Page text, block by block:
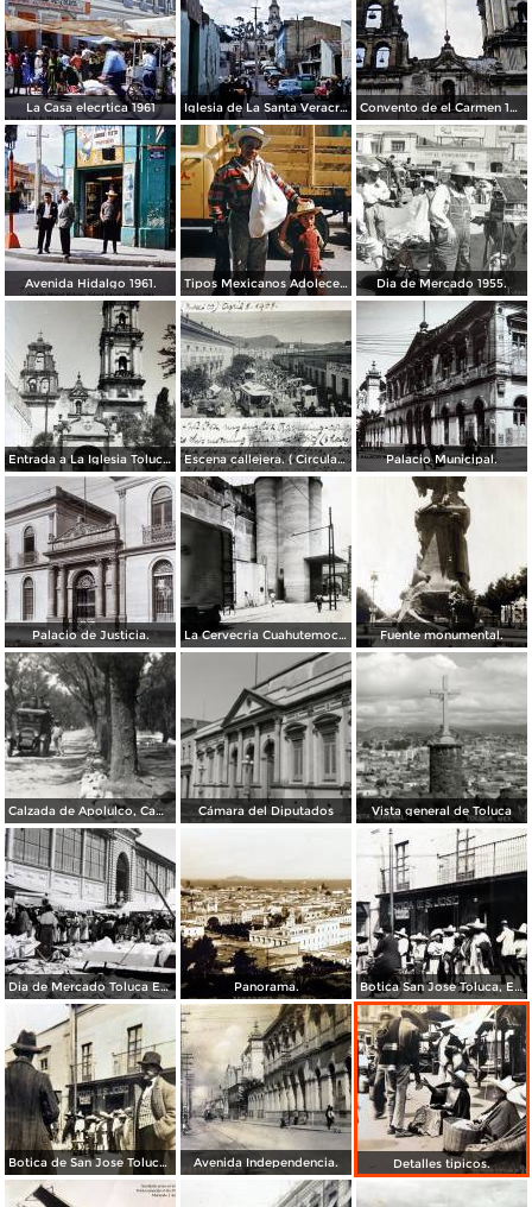
La Casa elecrtica 1961 Iglesia de La Santa Veracruz 1961 Convento de el Carmen 1961.
Avenida Hidalgo 1961. Tipos Mexicanos Adolecente 1961. Dia de Mercado 1955.
Entrada a La Iglesia Toluca, Edo de México 1955. Escena callejera. ( Circulada el 8 de Abril de 1908 ). Palacio Municipal.
Palacio de Justicia. La Cervecria Cuahutemoc en Toluca, Edo de México ( Fechada el 2 de Mayo de 1957 ). Fuente monumental.
Calzada de Apolulco, Camino Toluca - Ciudad de México Cámara del Diputados Vista general de Toluca
Dia de Mercado Toluca Estado de México. Panorama. Botica San Jose Toluca, Edo de México 1909.
Botica de San Jose Toluca, Edo de México 1909. Avenida Independencia. Detalles tipicos.